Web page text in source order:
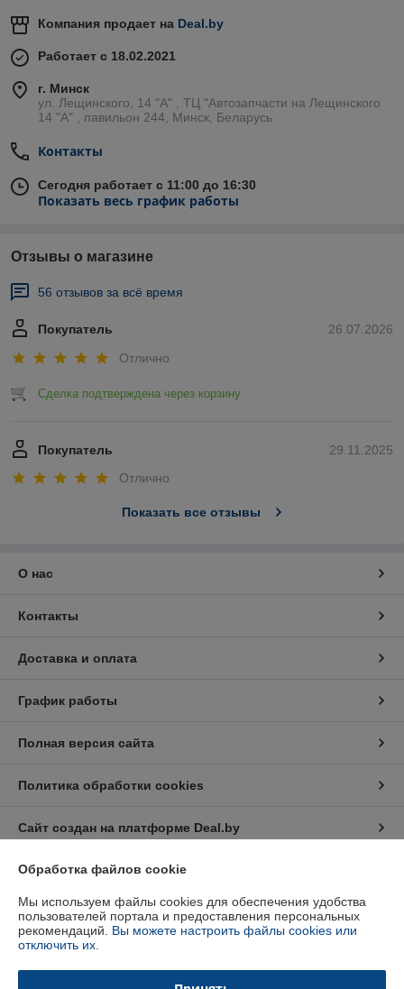
Компания продает на Deal.by
Работает с 18.02.2021
г. Минск
ул. Лещинского, 14 "А" , ТЦ "Автозапчасти на Лещинcкого
14 "A" , павильон 244, Минск, Беларусь
Контакты
Сегодня работает с 11:00 до 16:30
Показать весь график работы
Отзывы о магазине
56 отзывов за всё время
26.07.2026
Покупатель
Отлично
Сделка подтверждена через корзину
29.11.2025
Покупатель
Отлично
Показать все отзывы
О нас
Контакты
Доставка и оплата
График работы
Полная версия сайта
Политика обработки cookies
Сайт создан на платформе Deal.by
Индивидуальный предприниматель:Индивидуальный
предприниматель Кратынский Валерий Викторович
Республика Беларусь, г. Минск, ул. Неманская, д. 38, кв. 25
Регистрационный номер ЕГР: 191879218
Обработка файлов cookie
Мы используем файлы cookies для обеспечения удобства
пользователей портала и предоставления персональных
рекомендаций. Вы можете настроить файлы cookies или
отключить их.